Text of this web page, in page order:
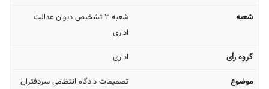
شعبه
شعبه ۳ تشخیص دیوان عدالت
اداری
گروه رأی
اداری
موضوع
تصمیمات دادگاه انتظامی سردفتران